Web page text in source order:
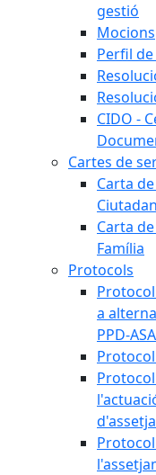
gestió
Mocions
Perfil
CIDO -
Cartes de
Carta
Carta
Família
Protocols
a
PPD-ASA